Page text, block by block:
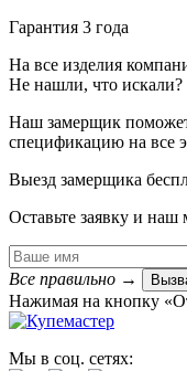
Гарантия 3 года
На все изделия
Не нашли, что искали?
Наш замерщик поможет
спецификацию на все
Выезд замерщика
Оставьте заявку и
Все правильно →
Нажимая на кнопку
Мы в соц. сетях: